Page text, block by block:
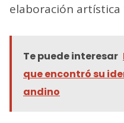
elaboración artística
Te puede interesar
que encontró su
andino